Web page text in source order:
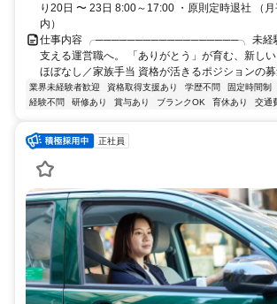
り20日 〜 23日 8:00～17:00 ・原則定時退社 （
内）
仕事内容 ╭──────────────────╮ 未経験
支える運営職へ。 「ありがとう」が育む、新し
ほぼなし／家族手当 資格が活きるポジションの
業界未経験者歓迎 資格取得支援あり 学歴不問 固定時間制
経験不問
研修あり 賞与あり ブランクOK 育休あり 交通
正社員